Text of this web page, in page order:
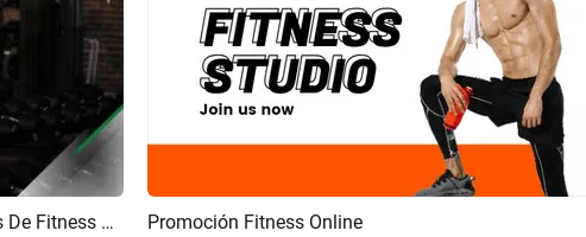
Presentación De Diapositivas De Consejos De Fitness Post Entrenamiento Minimalista Previsualizar
Promoción Fitness Online